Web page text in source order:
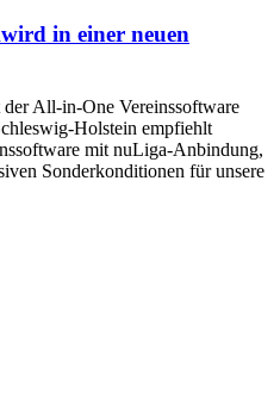
wird in einer neuen
All-in-One Vereinssoftware
Holstein empfiehlt
mit nuLiga-Anbindung,
Sonderkonditionen für unsere